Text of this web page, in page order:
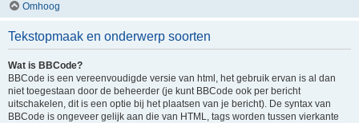
Omhoog
Tekstopmaak en onderwerp soorten
Wat is BBCode?
BBCode is een vereenvoudigde versie van html, het gebruik ervan is al dan
niet toegestaan door de beheerder (je kunt BBCode ook per bericht
uitschakelen, dit is een optie bij het plaatsen van je bericht). De syntax van
BBCode is ongeveer gelijk aan die van HTML, tags worden tussen vierkante